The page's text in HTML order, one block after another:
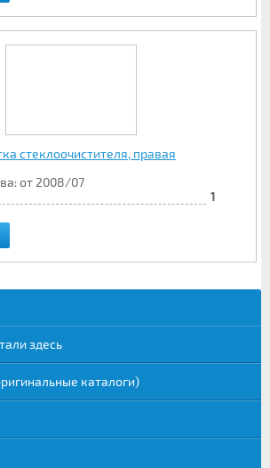
стеклоочистителя, правая
от 2008/07
1
здесь
каталоги)